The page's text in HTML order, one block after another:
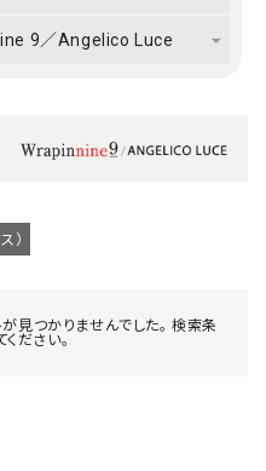
9／Angelico Luce
）
見つかりませんでした。 検索条
ださい。